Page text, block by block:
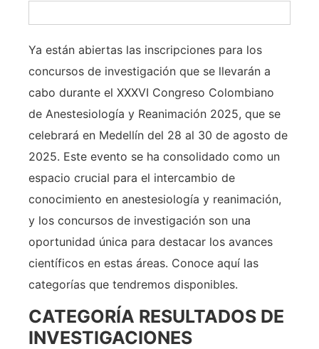
Ya están abiertas las inscripciones para los
concursos de investigación que se llevarán a
cabo durante el XXXVI Congreso Colombiano
de Anestesiología y Reanimación 2025, que se
celebrará en Medellín del 28 al 30 de agosto de
2025. Este evento se ha consolidado como un
espacio crucial para el intercambio de
conocimiento en anestesiología y reanimación,
y los concursos de investigación son una
oportunidad única para destacar los avances
científicos en estas áreas. Conoce aquí las
categorías que tendremos disponibles.
CATEGORÍA RESULTADOS DE
INVESTIGACIONES